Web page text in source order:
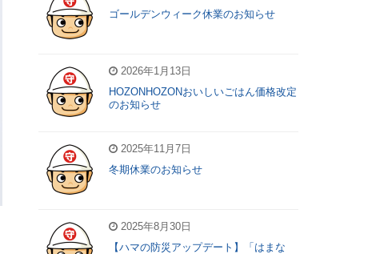
ゴールデンウィーク休業のお知らせ
2026年1月13日
HOZONHOZONおいしいごはん価格改定
のお知らせ
2025年11月7日
冬期休業のお知らせ
2025年8月30日
【ハマの防災アップデート】「はまな